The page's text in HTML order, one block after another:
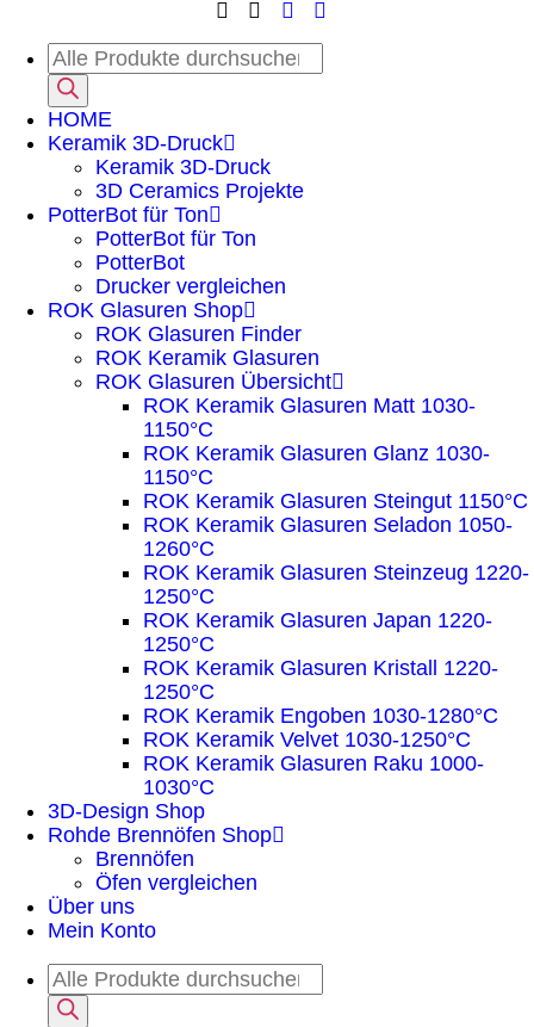
HOME
Keramik 3D-Druck
Keramik 3D-Druck
3D Ceramics Projekte
PotterBot für Ton
PotterBot für Ton
PotterBot
Drucker vergleichen
ROK Glasuren Shop
ROK Glasuren Finder
ROK Keramik Glasuren
ROK Glasuren Übersicht
ROK Keramik Glasuren Matt 1030-
1150°C
ROK Keramik Glasuren Glanz 1030-
1150°C
ROK Keramik Glasuren Steingut 1150°C
ROK Keramik Glasuren Seladon 1050-
1260°C
ROK Keramik Glasuren Steinzeug 1220-
1250°C
ROK Keramik Glasuren Japan 1220-
1250°C
ROK Keramik Glasuren Kristall 1220-
1250°C
ROK Keramik Engoben 1030-1280°C
ROK Keramik Velvet 1030-1250°C
ROK Keramik Glasuren Raku 1000-
1030°C
3D-Design Shop
Rohde Brennöfen Shop
Brennöfen
Öfen vergleichen
Über uns
Mein Konto